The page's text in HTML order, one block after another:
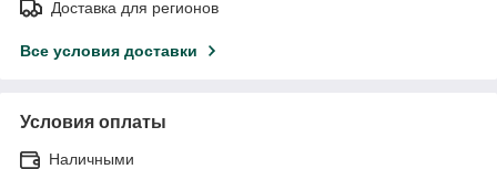
Доставка для регионов
Все условия доставки
Условия оплаты
Наличными